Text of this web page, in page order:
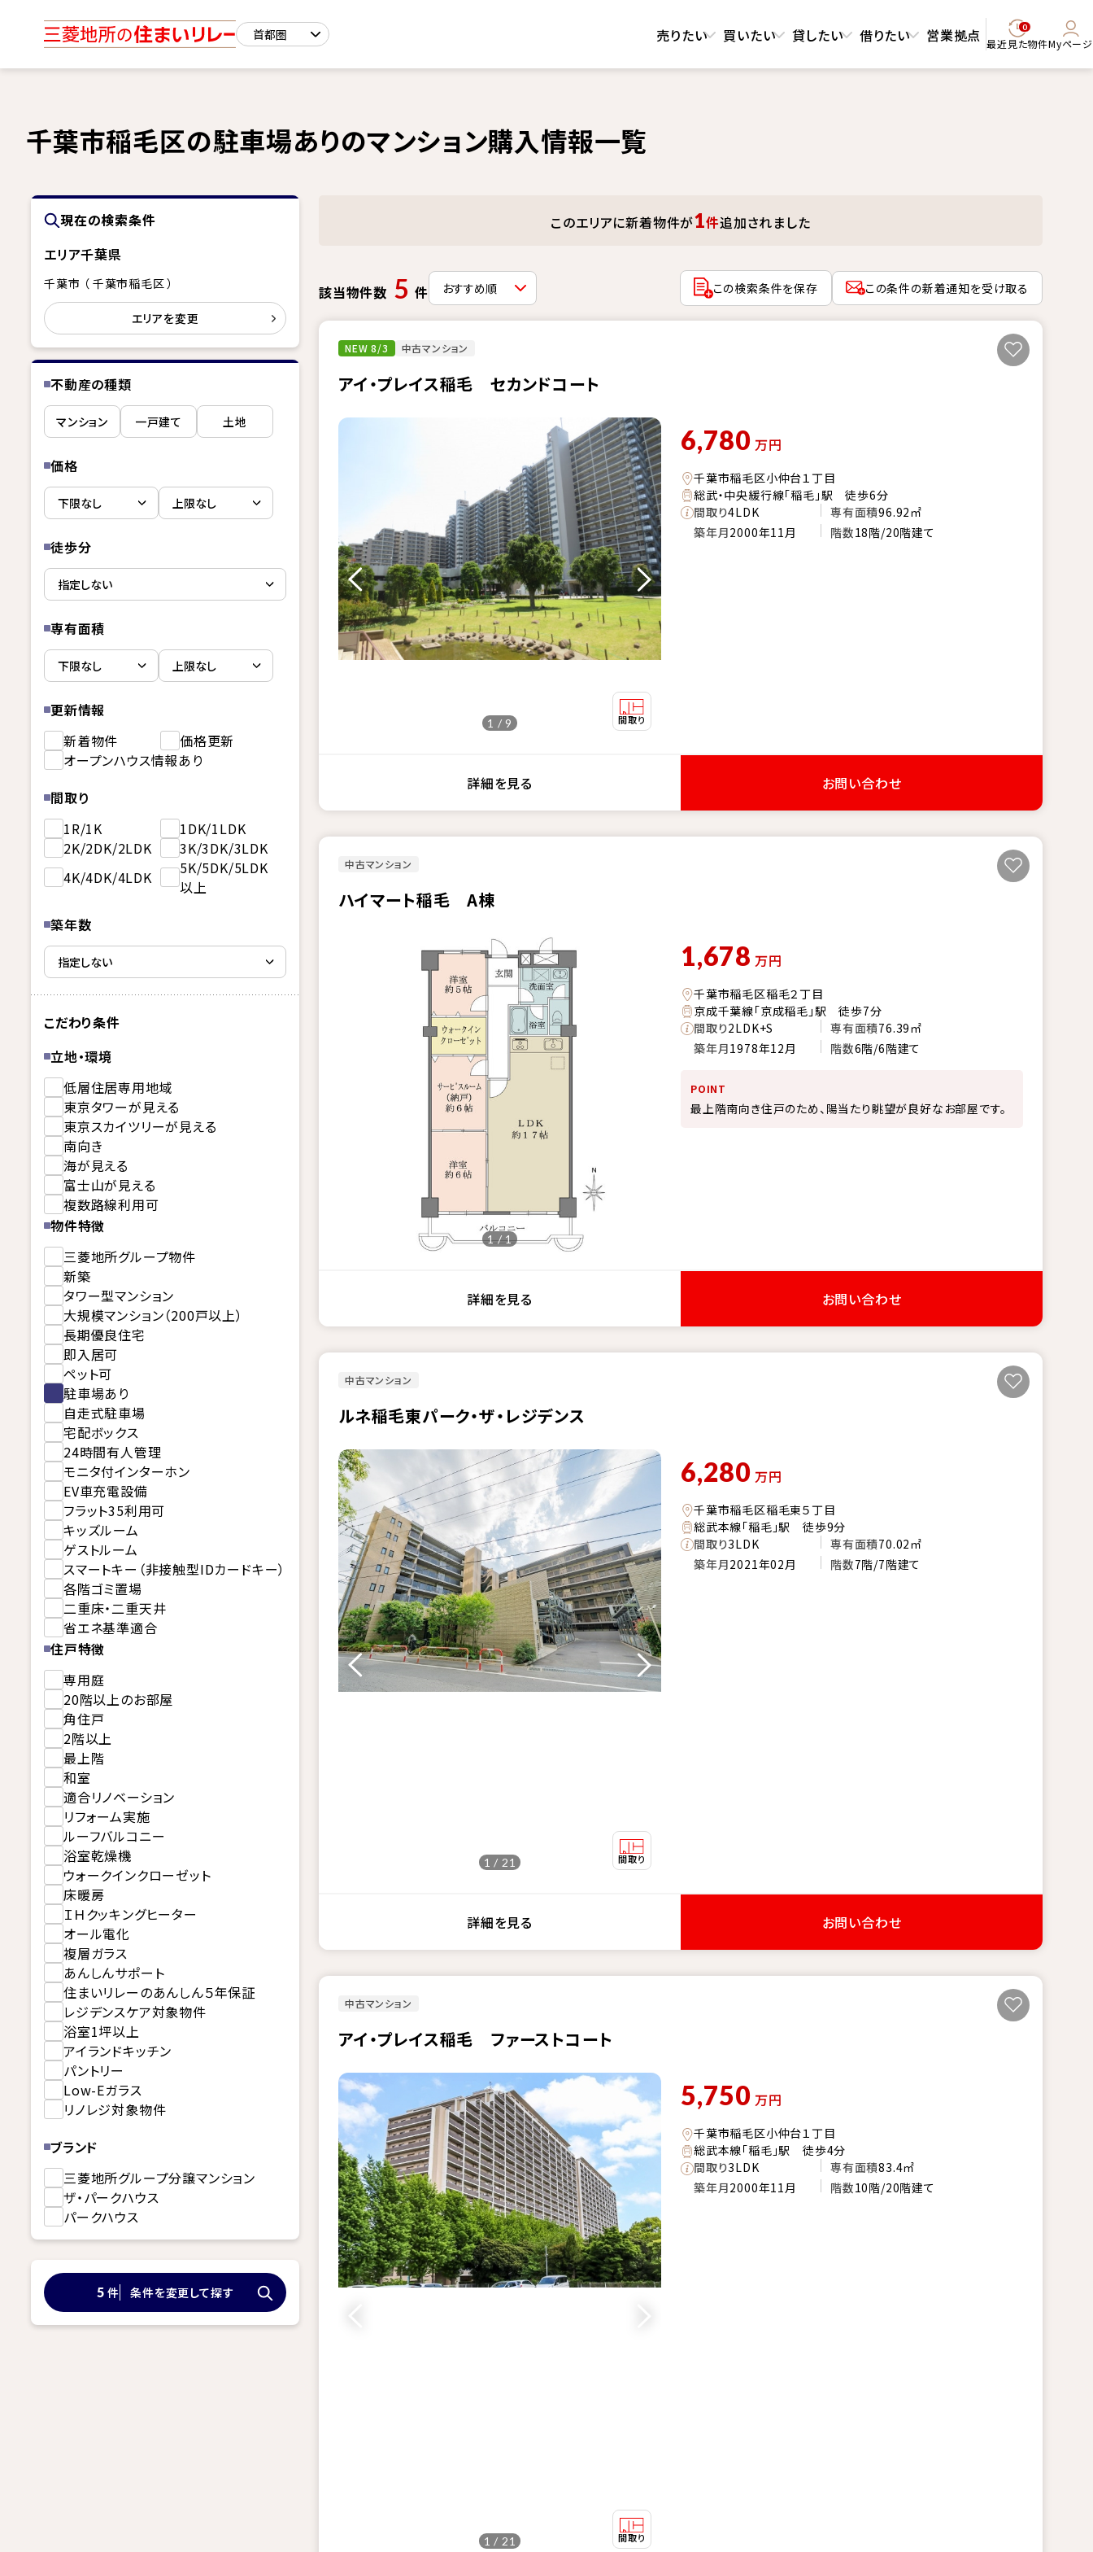
売りたい 買いたい 貸したい 借りたい 営業拠点 0
最近見た物件Myページ
千葉市稲毛区の駐車場ありのマンション購入情報一覧
現在の検索条件
エリア千葉県
千葉市 （ 千葉市稲毛区 ）
エリアを変更
不動産の種類
マンション 一戸建て 土地
価格
徒歩分
専有面積
更新情報
新着物件
価格更新
オープンハウス情報あり
間取り
1R/1K
1DK/1LDK
2K/2DK/2LDK
3K/3DK/3LDK
4K/4DK/4LDK
5K/5DK/5LDK
以上
築年数
こだわり条件
立地・環境
低層住居専用地域
東京タワーが見える
東京スカイツリーが見える
南向き
海が見える
富士山が見える
複数路線利用可
物件特徴
三菱地所グループ物件
新築
タワー型マンション
大規模マンション（200戸以上）
長期優良住宅
即入居可
ペット可
駐車場あり
自走式駐車場
宅配ボックス
24時間有人管理
モニタ付インターホン
EV車充電設備
フラット35利用可
キッズルーム
ゲストルーム
スマートキー（非接触型IDカードキー）
各階ゴミ置場
二重床・二重天井
省エネ基準適合
住戸特徴
専用庭
20階以上のお部屋
角住戸
2階以上
最上階
和室
適合リノベーション
リフォーム実施
ルーフバルコニー
浴室乾燥機
ウォークインクローゼット
床暖房
ＩＨクッキングヒーター
オール電化
複層ガラス
あんしんサポート
住まいリレーのあんしん５年保証
レジデンスケア対象物件
浴室1坪以上
アイランドキッチン
パントリー
Low-Eガラス
リノレジ対象物件
ブランド
三菱地所グループ分譲マンション
ザ・パークハウス
パークハウス
5 件 条件を変更して探す
このエリアに新着物件が1件追加されました
該当物件数 5 件 この検索条件を保存 この条件の新着通知を受け取る
NEW 8/3 中古マンション
アイ・プレイス稲毛 セカンドコート
1 / 9
6,780 万円
千葉市稲毛区小仲台１丁目
総武・中央緩行線「稲毛」駅 徒歩6分
間取り4LDK 専有面積96.92㎡
築年月2000年11月 階数18階/20階建て
詳細を見る お問い合わせ
中古マンション
ハイマート稲毛 A棟
1 / 1
1,678 万円
千葉市稲毛区稲毛２丁目
京成千葉線「京成稲毛」駅 徒歩7分
間取り2LDK+S 専有面積76.39㎡
築年月1978年12月 階数6階/6階建て
POINT
最上階南向き住戸のため、陽当たり眺望が良好なお部屋です。
詳細を見る お問い合わせ
中古マンション
ルネ稲毛東パーク・ザ・レジデンス
1 / 21
6,280 万円
千葉市稲毛区稲毛東５丁目
総武本線「稲毛」駅 徒歩9分
間取り3LDK 専有面積70.02㎡
築年月2021年02月 階数7階/7階建て
詳細を見る お問い合わせ
中古マンション
アイ・プレイス稲毛 ファーストコート
1 / 21
5,750 万円
千葉市稲毛区小仲台１丁目
総武本線「稲毛」駅 徒歩4分
間取り3LDK 専有面積83.4㎡
築年月2000年11月 階数10階/20階建て